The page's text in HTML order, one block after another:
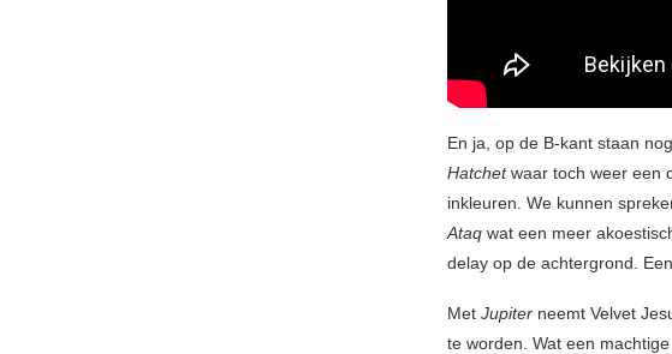
En ja, op de B-kant staan
Hatchetwaar toch weer een
inkleuren. We kunnen
Ataq wat een meer
delay op de achtergrond.
Met Jupiter neemt Velvet
te worden. Wat een